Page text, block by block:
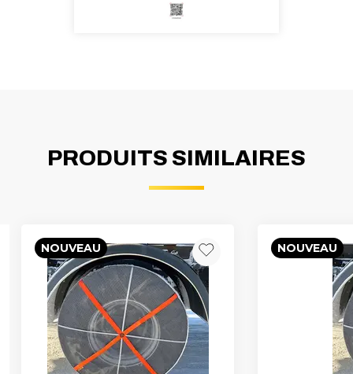
PRODUITS SIMILAIRES
NOUVEAU NOUVEAU